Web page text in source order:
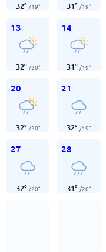
32° /19° 31° /19°
13
32° /20°
14
31° /19°
20
32° /20°
21
32° /19°
27
32° /20°
28
31° /20°